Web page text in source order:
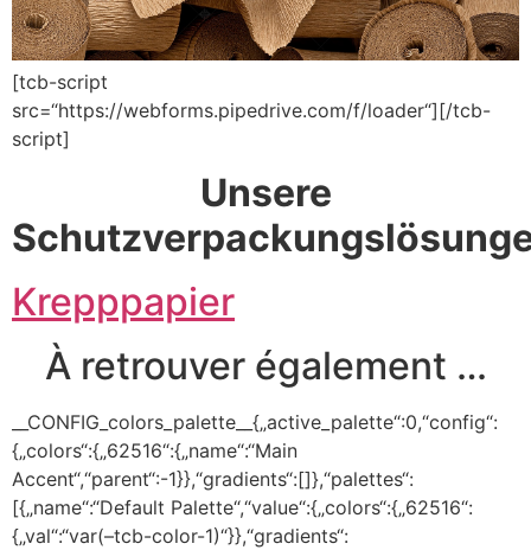
[tcb-script
src=“https://webforms.pipedrive.com/f/loader“][/tcb-
script]
Unsere
Krepppapier
À retrouver également …
__CONFIG_colors_palette__{„active_palette“:0,“config“:
{„colors“:{„62516“:{„name“:“Main
Accent“,“parent“:-1}},“gradients“:[]},“palettes“:
[{„name“:“Default Palette“,“value“:{„colors“:{„62516“:
{„val“:“var(–tcb-color-1)“}},“gradients“: